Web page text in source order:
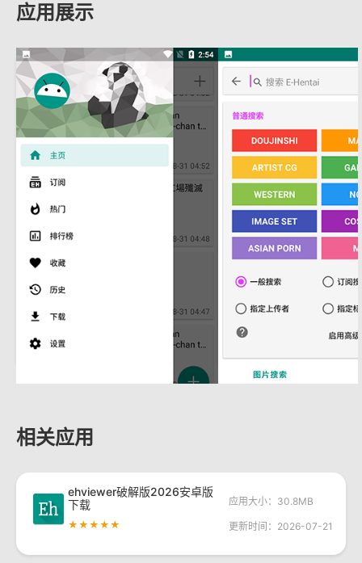
应用展示
相关应用
ehviewer破解版2026安卓版
下载
★★★★★
应用大小：30.8MB
更新时间：2026-07-21